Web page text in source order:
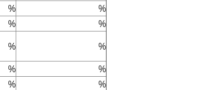
%
%
%
%
%
%
%
%
%
%